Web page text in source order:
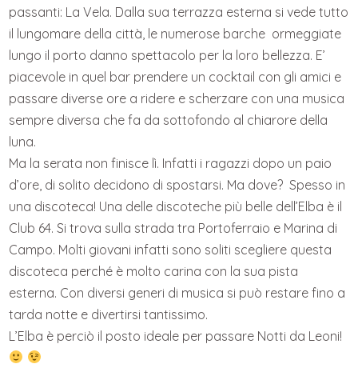
passanti: La Vela. Dalla sua terrazza esterna si vede tutto
il lungomare della città, le numerose barche ormeggiate
lungo il porto danno spettacolo per la loro bellezza. E’
piacevole in quel bar prendere un cocktail con gli amici e
passare diverse ore a ridere e scherzare con una musica
sempre diversa che fa da sottofondo al chiarore della
luna.
Ma la serata non finisce lì. Infatti i ragazzi dopo un paio
d’ore, di solito decidono di spostarsi. Ma dove? Spesso in
una discoteca! Una delle discoteche più belle dell’Elba è il
Club 64. Si trova sulla strada tra Portoferraio e Marina di
Campo. Molti giovani infatti sono soliti scegliere questa
discoteca perché è molto carina con la sua pista
esterna. Con diversi generi di musica si può restare fino a
tarda notte e divertirsi tantissimo.
L’Elba è perciò il posto ideale per passare Notti da Leoni!